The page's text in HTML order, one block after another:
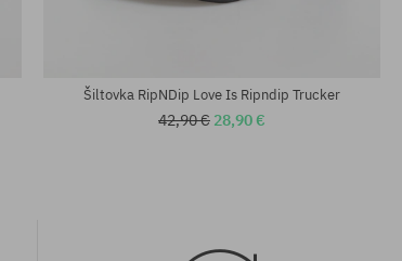
Šiltovka RipNDip Love Is Ripndip Trucker
42,90 € 28,90 €